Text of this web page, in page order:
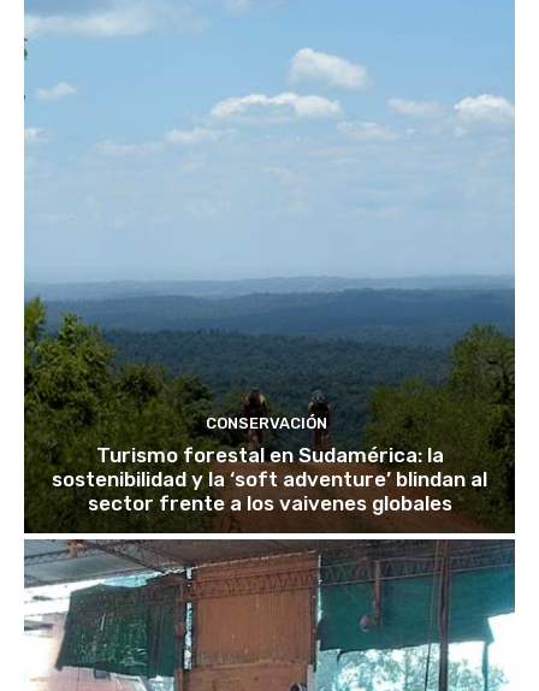
CONSERVACIÓN
Turismo forestal en Sudamérica: la
sostenibilidad y la ‘soft adventure’ blindan al
sector frente a los vaivenes globales